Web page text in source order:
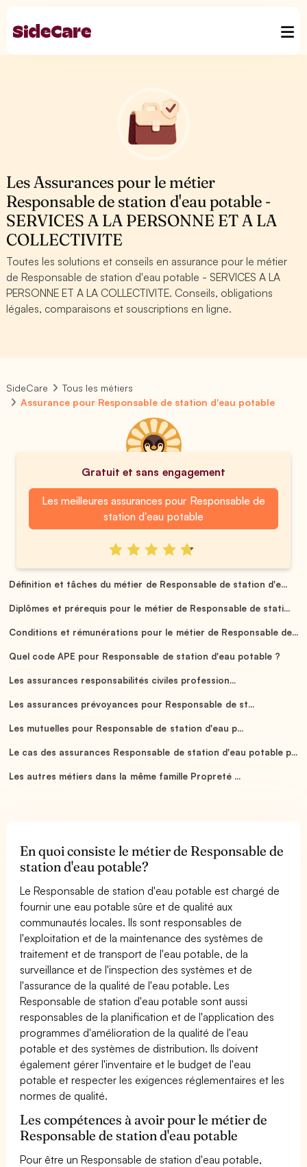
Les Assurances pour le métier
Responsable de station d'eau potable -
SERVICES A LA PERSONNE ET A LA
COLLECTIVITE
Toutes les solutions et conseils en assurance pour le métier
de Responsable de station d'eau potable - SERVICES A LA
PERSONNE ET A LA COLLECTIVITE. Conseils, obligations
légales, comparaisons et souscriptions en ligne.
SideCare
Tous les métiers
Assurance pour Responsable de station d'eau potable
Gratuit et sans engagement
Les meilleures assurances pour Responsable de
station d'eau potable
Définition et tâches du métier de Responsable de station d'e...
Diplômes et prérequis pour le métier de Responsable de stati...
Conditions et rémunérations pour le métier de Responsable de...
Quel code APE pour Responsable de station d'eau potable ?
Les assurances responsabilités civiles profession...
Les assurances prévoyances pour Responsable de st...
Les mutuelles pour Responsable de station d'eau p...
Le cas des assurances Responsable de station d'eau potable p...
Les autres métiers dans la même famille Propreté ...
En quoi consiste le métier de Responsable de
station d'eau potable?
Le Responsable de station d'eau potable est chargé de
fournir une eau potable sûre et de qualité aux
communautés locales. Ils sont responsables de
l'exploitation et de la maintenance des systèmes de
traitement et de transport de l'eau potable, de la
surveillance et de l'inspection des systèmes et de
l'assurance de la qualité de l'eau potable. Les
Responsable de station d'eau potable sont aussi
responsables de la planification et de l'application des
programmes d'amélioration de la qualité de l'eau
potable et des systèmes de distribution. Ils doivent
également gérer l'inventaire et le budget de l'eau
potable et respecter les exigences réglementaires et les
normes de qualité.
Les compétences à avoir pour le métier de
Responsable de station d'eau potable
Pour être un Responsable de station d'eau potable,